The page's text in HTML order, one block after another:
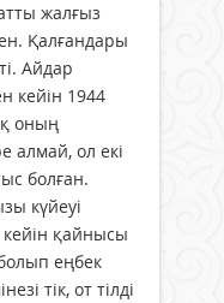
жалғыз
Қалғандары
Айдар
кейін 1944
оның
алмай, ол екі
болған.
күйеуі
қайнысы
еңбек
тік, от тілді